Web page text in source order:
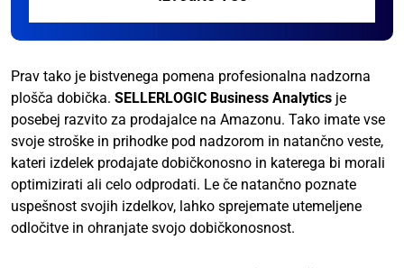
Prav tako je bistvenega pomena profesionalna nadzorna
plošča dobička. SELLERLOGIC Business Analytics je
posebej razvito za prodajalce na Amazonu. Tako imate vse
svoje stroške in prihodke pod nadzorom in natančno veste,
kateri izdelek prodajate dobičkonosno in katerega bi morali
optimizirati ali celo odprodati. Le če natančno poznate
uspešnost svojih izdelkov, lahko sprejemate utemeljene
odločitve in ohranjate svojo dobičkonosnost.